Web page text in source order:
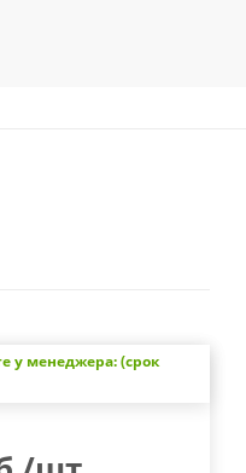
у менеджера: (срок